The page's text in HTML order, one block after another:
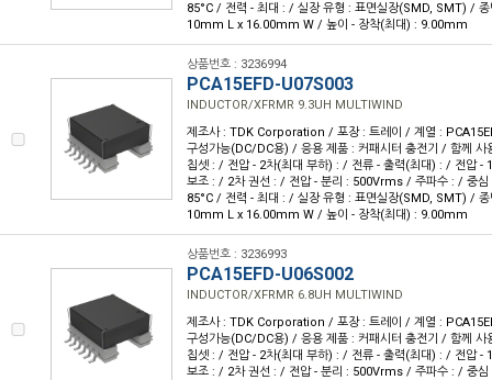
85°C / 전력 - 최대 : / 실장 유형 : 표면실장(SMD, SMT) /
10mm L x 16.00mm W / 높이 - 장착(최대) : 9.00mm
상품번호 : 3236994
PCA15EFD-U07S003
INDUCTOR/XFRMR 9.3UH MULTIWIND
제조사 : TDK Corporation / 포장 : 트레이 / 계열 :
구성가능(DC/DC용) / 응용 제품 : 커패시터 충전기 / 함께
칩셋 : / 전압 - 2차(최대 부하) : / 전류 - 출력(최대) : / 전압 -
보조 : / 2차 권선 : / 전압 - 분리 : 500Vrms / 주파수 : / 중심
85°C / 전력 - 최대 : / 실장 유형 : 표면실장(SMD, SMT) /
10mm L x 16.00mm W / 높이 - 장착(최대) : 9.00mm
상품번호 : 3236993
PCA15EFD-U06S002
INDUCTOR/XFRMR 6.8UH MULTIWIND
제조사 : TDK Corporation / 포장 : 트레이 / 계열 :
구성가능(DC/DC용) / 응용 제품 : 커패시터 충전기 / 함께
칩셋 : / 전압 - 2차(최대 부하) : / 전류 - 출력(최대) : / 전압 -
보조 : / 2차 권선 : / 전압 - 분리 : 500Vrms / 주파수 : / 중심